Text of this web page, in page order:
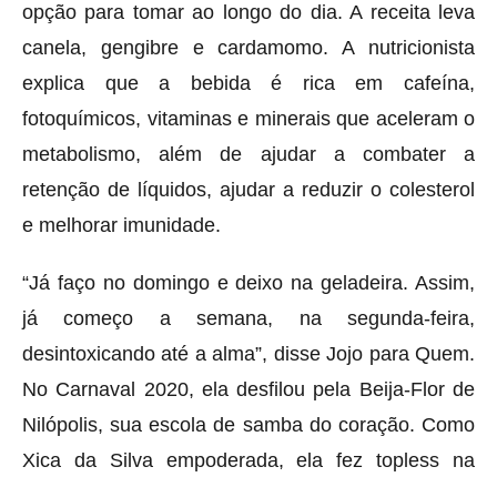
opção para tomar ao longo do dia. A receita leva
canela, gengibre e cardamomo. A nutricionista
explica que a bebida é rica em cafeína,
fotoquímicos, vitaminas e minerais que aceleram o
metabolismo, além de ajudar a combater a
retenção de líquidos, ajudar a reduzir o colesterol
e melhorar imunidade.
“Já faço no domingo e deixo na geladeira. Assim,
já começo a semana, na segunda-feira,
desintoxicando até a alma”, disse Jojo para Quem.
No Carnaval 2020, ela desfilou pela Beija-Flor de
Nilópolis, sua escola de samba do coração. Como
Xica da Silva empoderada, ela fez topless na